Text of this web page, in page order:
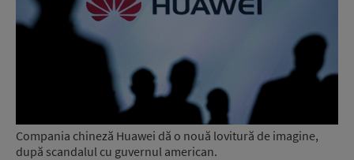
Compania chineză Huawei dă o nouă lovitură de imagine,
după scandalul cu guvernul american.